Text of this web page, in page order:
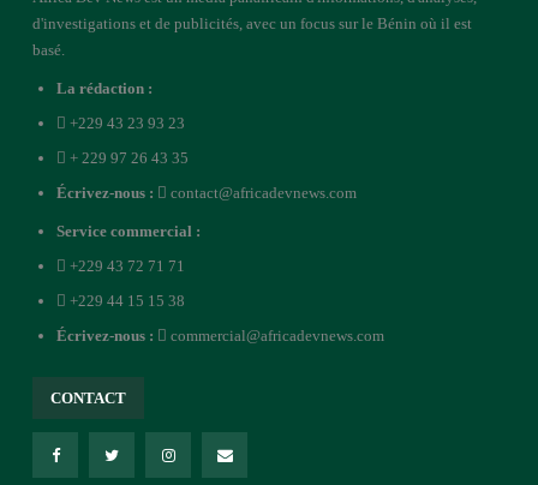
d'investigations et de publicités, avec un focus sur le Bénin où il est
basé.
La rédaction :
+229 43 23 93 23
+ 229 97 26 43 35
Écrivez-nous :
contact@africadevnews.com
Service commercial :
+229 43 72 71 71
+229 44 15 15 38
Écrivez-nous :
commercial@africadevnews.com
CONTACT